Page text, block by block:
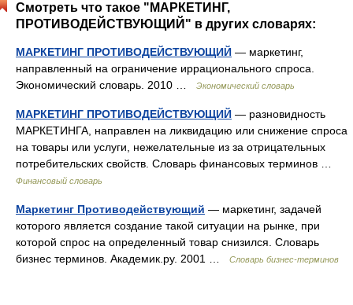
Смотреть что такое "МАРКЕТИНГ,
ПРОТИВОДЕЙСТВУЮЩИЙ" в других словарях:
МАРКЕТИНГ ПРОТИВОДЕЙСТВУЮЩИЙ — маркетинг,
направленный на ограничение иррационального спроса.
Экономический словарь. 2010 …
Экономический словарь
МАРКЕТИНГ ПРОТИВОДЕЙСТВУЮЩИЙ — разновидность
МАРКЕТИНГА, направлен на ликвидацию или снижение спроса
на товары или услуги, нежелательные из за отрицательных
потребительских свойств. Словарь финансовых терминов …
Финансовый словарь
Маркетинг Противодействующий — маркетинг, задачей
которого является создание такой ситуации на рынке, при
которой спрос на определенный товар снизился. Словарь
бизнес терминов. Академик.ру. 2001 …
Словарь бизнес-терминов